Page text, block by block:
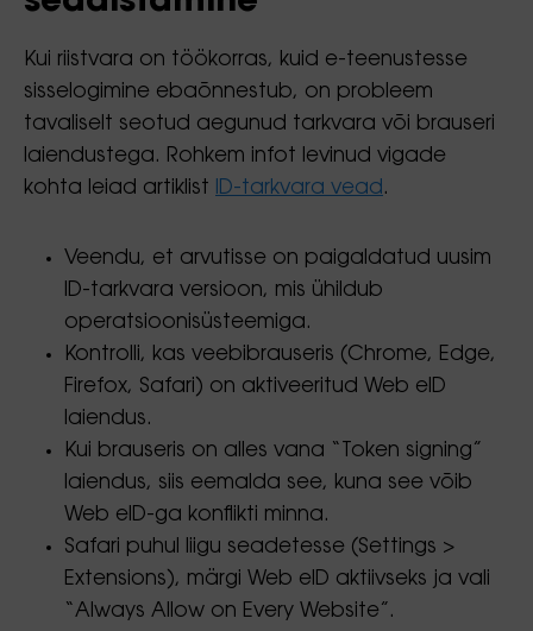
Kui riistvara on töökorras, kuid e-teenustesse
sisselogimine ebaõnnestub, on probleem
tavaliselt seotud aegunud tarkvara või brauseri
laiendustega. Rohkem infot levinud vigade
kohta leiad artiklist
ID-tarkvara vead .
Veendu, et arvutisse on paigaldatud uusim
ID-tarkvara versioon, mis ühildub
operatsioonisüsteemiga.
Kontrolli, kas veebibrauseris (Chrome, Edge,
Firefox, Safari) on aktiveeritud Web eID
laiendus.
Kui brauseris on alles vana “Token signing”
laiendus, siis eemalda see, kuna see võib
Web eID-ga konflikti minna.
Safari puhul liigu seadetesse (Settings >
Extensions), märgi Web eID aktiivseks ja vali
“Always Allow on Every Website”.